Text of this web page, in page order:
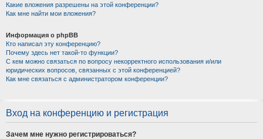
Какие вложения разрешены на этой конференции?
Как мне найти мои вложения?
Информация о phpBB
Кто написал эту конференцию?
Почему здесь нет такой-то функции?
С кем можно связаться по вопросу некорректного использования и/или
юридических вопросов, связанных с этой конференцией?
Как мне связаться с администратором конференции?
Вход на конференцию и регистрация
Зачем мне нужно регистрироваться?